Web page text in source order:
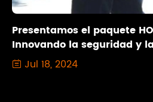
Presentamos el paquete
Innovando la seguridad y
 Jul 18, 2024